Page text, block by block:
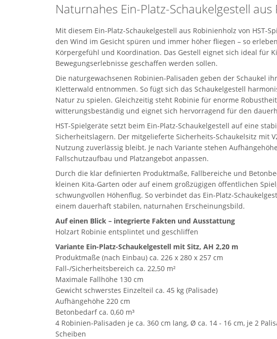
Naturnahes Ein-Platz-Schaukelgestell aus
Mit diesem Ein-Platz-Schaukelgestell aus Robinienholz von
den Wind im Gesicht spüren und immer höher fliegen – so
Körpergefühl und Koordination. Das Gestell eignet sich ideal für
Bewegungserlebnisse geschaffen werden sollen.
Die naturgewachsenen Robinien-Palisaden geben der Schaukel
Kletterwald entnommen. So fügt sich das Schaukelgestell
Natur zu spielen. Gleichzeitig steht Robinie für enorme
witterungsbeständig und eignet sich hervorragend für den
HST-Spielgeräte setzt beim Ein-Platz-Schaukelgestell auf eine
Sicherheitslagern. Der mitgelieferte Sicherheits-Schaukelsitz mit
Nutzung zuverlässig bleibt. Je nach Variante stehen
Fallschutzaufbau und Platzangebot anpassen.
Durch die klar definierten Produktmaße, Fallbereiche und
kleinen Kita-Garten oder auf einem großzügigen öffentlichen
schwungvollen Höhenflug. So verbindet das Ein-Platz-
einem dauerhaft stabilen, naturnahen Erscheinungsbild.
Auf einen Blick – integrierte Fakten und Ausstattung
Holzart Robinie entsplintet und geschliffen
Variante Ein-Platz-Schaukelgestell mit Sitz, AH 2,20 m
Produktmaße (nach Einbau) ca. 226 x 280 x 257 cm
Fall-/Sicherheitsbereich ca. 22,50 m²
Maximale Fallhöhe 130 cm
Gewicht schwerstes Einzelteil ca. 45 kg (Palisade)
Aufhängehöhe 220 cm
Betonbedarf ca. 0,60 m³
4 Robinien-Palisaden je ca. 360 cm lang, Ø ca. 14 - 16 cm, je 2
Scheiben